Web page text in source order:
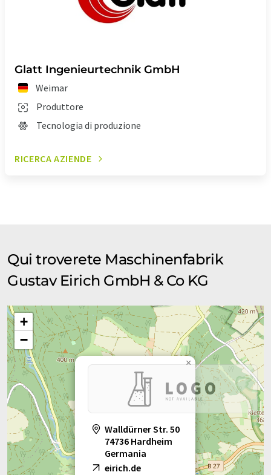
Glatt Ingenieurtechnik GmbH
Weimar
Produttore
Tecnologia di produzione
RICERCA AZIENDE
Qui troverete Maschinenfabrik
Gustav Eirich GmbH & Co KG
Walldürner Str. 50
74736 Hardheim
Germania
eirich.de
×
+
−